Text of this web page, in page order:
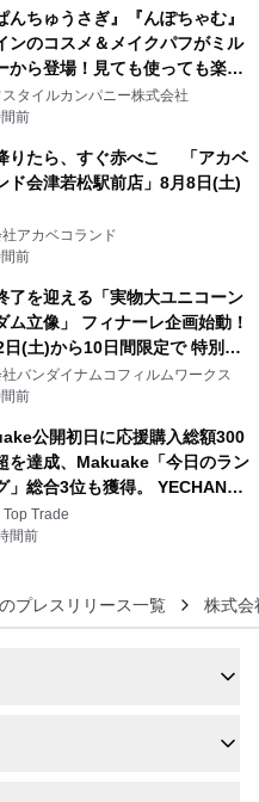
んちゅうさぎ』『んぽちゃむ』
ンのコスメ＆メイクパフがミル
から登場！見ても使っても楽し
ップでキュートなコレクショ
タイルカンパニー株式会社
前
りたら、すぐ赤べこ 「アカベ
ド会津若松駅前店」8月8日(土)
アカベコランド
前
了を迎える「実物大ユニコーン
ム立像」 フィナーレ企画始動！
日(土)から10日間限定で 特別映
GUNDAM Statue ―
POSSIBILITY ―』を上映！
バンダイナムコフィルムワークス
前
公開初日に応援購入総額300
を達成、Makuake「今日のラン
」総合3位も獲得。 YECHAN音
ギングボウル第2弾の大型サイ
・2XL・3XL）を先行販売中
Trade
間前
プレスリリース一覧 株式会